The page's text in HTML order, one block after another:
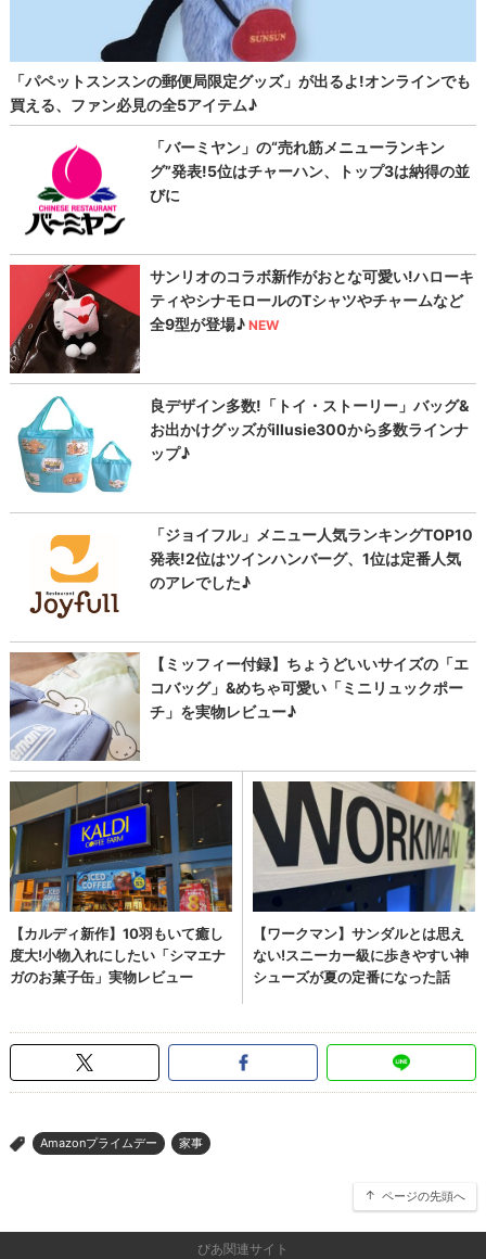
> Amazonプライムデー 家事
ページの先頭へ
ぴあ関連サイト